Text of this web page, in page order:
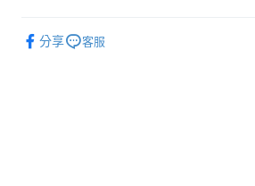
交易，需依本服務之必要範圍內提供個人資料
每筆NT$80，滿NT$599(含以上)免運費
分享 客服